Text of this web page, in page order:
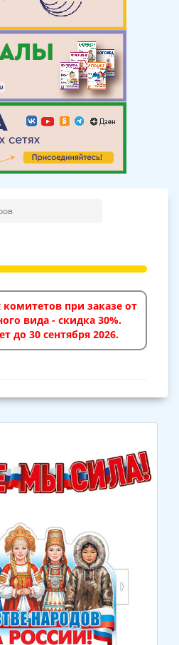
при заказе от
вида - скидка 30%.
до 30 сентября 2026.